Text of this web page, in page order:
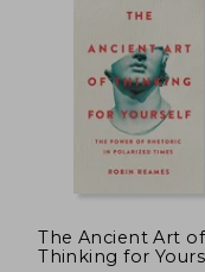
The Ancient Art of
Thinking for